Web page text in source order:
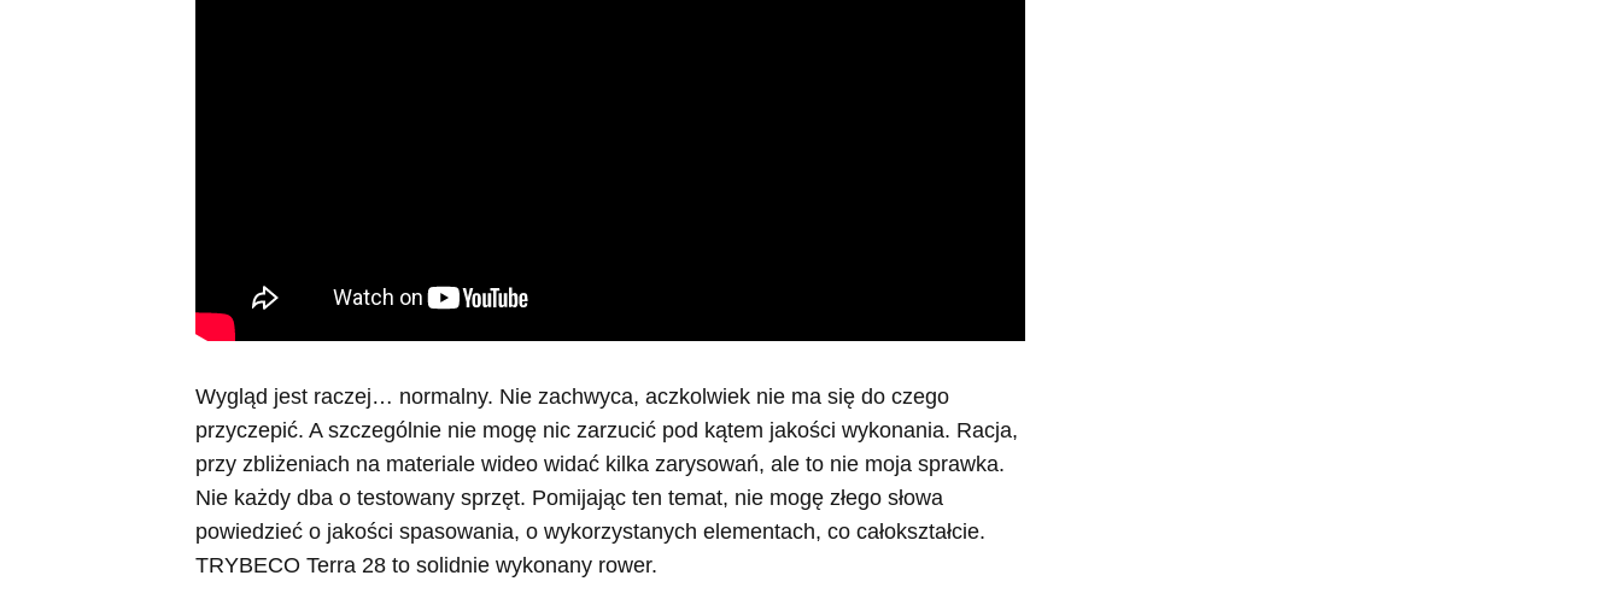
Wygląd jest raczej… normalny. Nie zachwyca, aczkolwiek nie ma się do czego
przyczepić. A szczególnie nie mogę nic zarzucić pod kątem jakości wykonania. Racja,
przy zbliżeniach na materiale wideo widać kilka zarysowań, ale to nie moja sprawka.
Nie każdy dba o testowany sprzęt. Pomijając ten temat, nie mogę złego słowa
powiedzieć o jakości spasowania, o wykorzystanych elementach, co całokształcie.
TRYBECO Terra 28 to solidnie wykonany rower.